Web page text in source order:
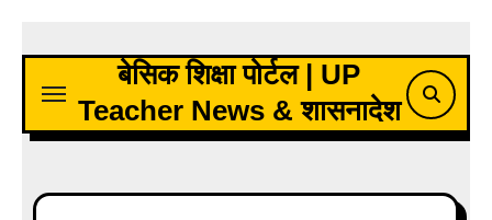
content
बेसिक शिक्षा पोर्टल | UP
Teacher News & शासनादेश